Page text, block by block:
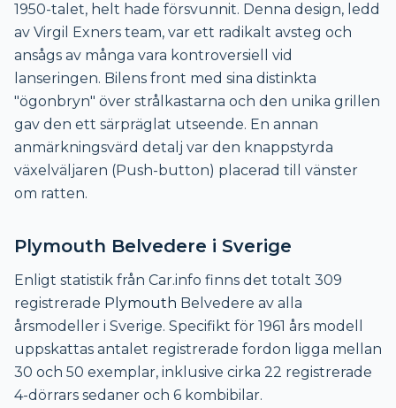
1950-talet, helt hade försvunnit. Denna design, ledd
av Virgil Exners team, var ett radikalt avsteg och
ansågs av många vara kontroversiell vid
lanseringen. Bilens front med sina distinkta
"ögonbryn" över strålkastarna och den unika grillen
gav den ett särpräglat utseende. En annan
anmärkningsvärd detalj var den knappstyrda
växelväljaren (Push-button) placerad till vänster
om ratten.
Plymouth Belvedere i Sverige
Enligt statistik från Car.info finns det totalt 309
registrerade Plymouth Belvedere av alla
årsmodeller i Sverige. Specifikt för 1961 års modell
uppskattas antalet registrerade fordon ligga mellan
30 och 50 exemplar, inklusive cirka 22 registrerade
4-dörrars sedaner och 6 kombibilar.